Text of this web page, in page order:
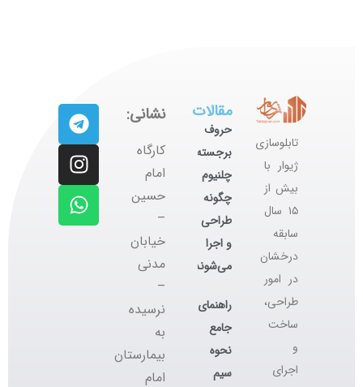
تابلوسازی
ژیوار با
بیش از
۱۵ سال
سابقه
درخشان
در امور
طراحی،
ساخت
اجرای
مقالات
حروف
برجسته
چلنیوم
چگونه
طراحی
و اجرا
می‌شوند؟
راهنمای
جامع
نحوه
سیم
نشانی:
کارگاه
‌امام
حسین
خیابان
مدنی
نرسیده
بیمارستان
امام